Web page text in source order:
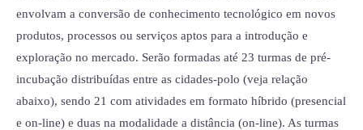
envolvam a conversão de conhecimento tecnológico em novos
produtos, processos ou serviços aptos para a introdução e
exploração no mercado. Serão formadas até 23 turmas de pré-
incubação distribuídas entre as cidades-polo (veja relação
abaixo), sendo 21 com atividades em formato híbrido (presencial
e on-line) e duas na modalidade a distância (on-line). As turmas